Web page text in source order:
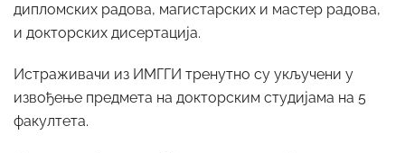
дипломских радова, магистарских и мастер радова,
и докторских дисертација.
Истраживачи из ИМГГИ тренутно су укључени у
извођење предмета на докторским студијама на 5
факултета.